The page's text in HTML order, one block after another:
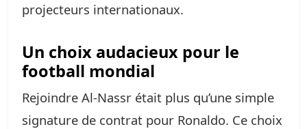
projecteurs internationaux.
Un choix audacieux pour le
football mondial
Rejoindre Al-Nassr était plus qu’une simple
signature de contrat pour Ronaldo. Ce choix